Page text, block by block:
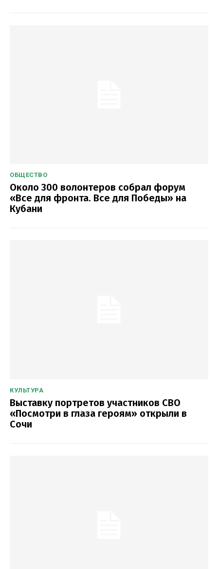
ОБЩЕСТВО
Около 300 волонтеров собрал форум
«Все для фронта. Все для Победы» на
Кубани
КУЛЬТУРА
Выставку портретов участников СВО
«Посмотри в глаза героям» открыли в
Сочи